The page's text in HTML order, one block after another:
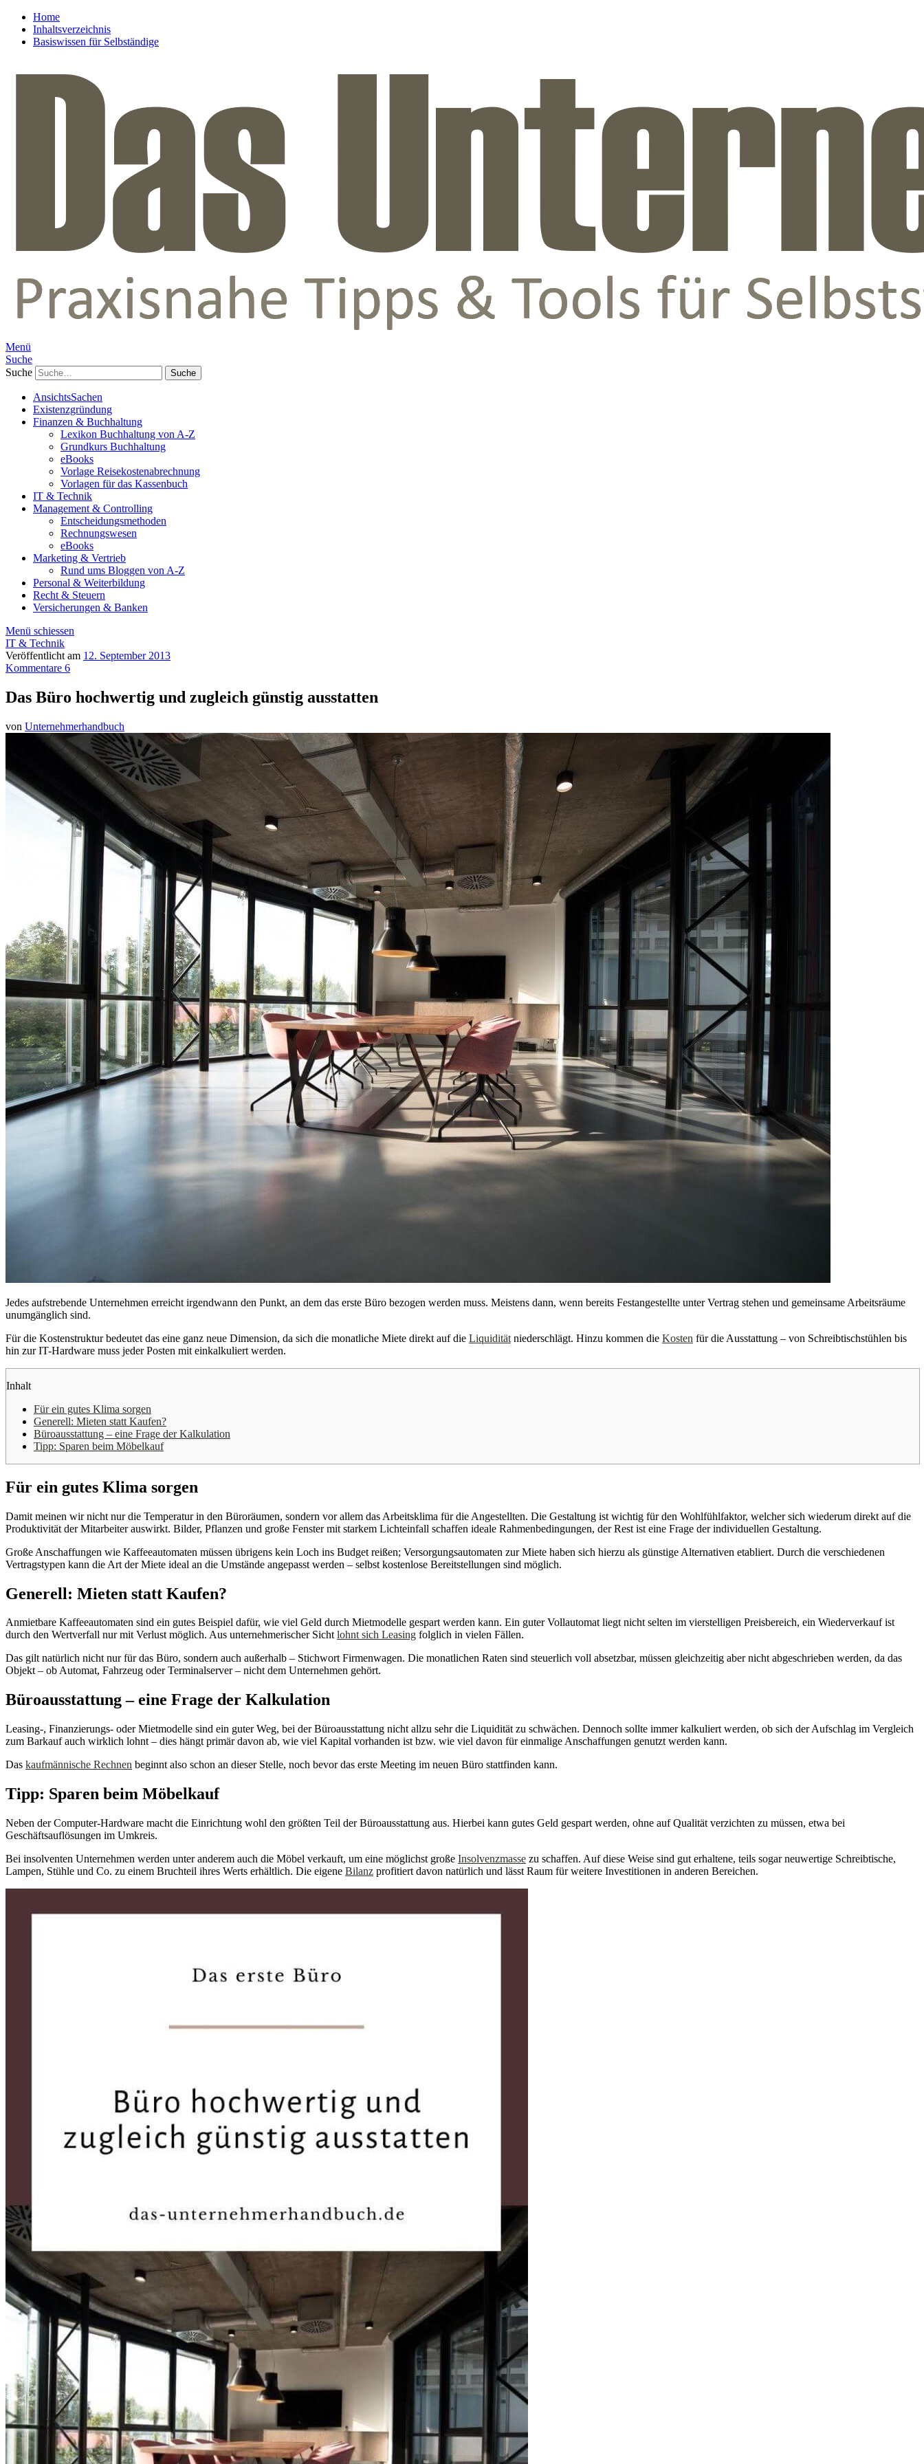
Home
Inhaltsverzeichnis
Basiswissen für Selbständige
Menü
Suche
Suche
AnsichtsSachen
Existenzgründung
Finanzen & Buchhaltung
Lexikon Buchhaltung von A-Z
Grundkurs Buchhaltung
eBooks
Vorlage Reisekostenabrechnung
Vorlagen für das Kassenbuch
IT & Technik
Management & Controlling
Entscheidungsmethoden
Rechnungswesen
eBooks
Marketing & Vertrieb
Rund ums Bloggen von A-Z
Personal & Weiterbildung
Recht & Steuern
Versicherungen & Banken
Menü schiessen
IT & Technik
Veröffentlicht am 12. September 2013
Kommentare 6
Das Büro hochwertig und zugleich günstig ausstatten
von Unternehmerhandbuch
Jedes aufstrebende Unternehmen erreicht irgendwann den Punkt, an dem das erste Büro bezogen werden muss. Meistens dann, wenn bereits Festangestellte unter Vertrag stehen und gemeinsame Arbeitsräume
unumgänglich sind.
Für die Kostenstruktur bedeutet das eine ganz neue Dimension, da sich die monatliche Miete direkt auf die Liquidität niederschlägt. Hinzu kommen die Kosten für die Ausstattung – von Schreibtischstühlen bis
hin zur IT-Hardware muss jeder Posten mit einkalkuliert werden.
Inhalt
Für ein gutes Klima sorgen
Generell: Mieten statt Kaufen?
Büroausstattung – eine Frage der Kalkulation
Tipp: Sparen beim Möbelkauf
Für ein gutes Klima sorgen
Damit meinen wir nicht nur die Temperatur in den Büroräumen, sondern vor allem das Arbeitsklima für die Angestellten. Die Gestaltung ist wichtig für den Wohlfühlfaktor, welcher sich wiederum direkt auf die
Produktivität der Mitarbeiter auswirkt. Bilder, Pflanzen und große Fenster mit starkem Lichteinfall schaffen ideale Rahmenbedingungen, der Rest ist eine Frage der individuellen Gestaltung.
Große Anschaffungen wie Kaffeeautomaten müssen übrigens kein Loch ins Budget reißen; Versorgungsautomaten zur Miete haben sich hierzu als günstige Alternativen etabliert. Durch die verschiedenen
Vertragstypen kann die Art der Miete ideal an die Umstände angepasst werden – selbst kostenlose Bereitstellungen sind möglich.
Generell: Mieten statt Kaufen?
Anmietbare Kaffeeautomaten sind ein gutes Beispiel dafür, wie viel Geld durch Mietmodelle gespart werden kann. Ein guter Vollautomat liegt nicht selten im vierstelligen Preisbereich, ein Wiederverkauf ist
durch den Wertverfall nur mit Verlust möglich. Aus unternehmerischer Sichtlohnt sich Leasing folglich in vielen Fällen.
Das gilt natürlich nicht nur für das Büro, sondern auch außerhalb – Stichwort Firmenwagen. Die monatlichen Raten sind steuerlich voll absetzbar, müssen gleichzeitig aber nicht abgeschrieben werden, da das
Objekt – ob Automat, Fahrzeug oder Terminalserver – nicht dem Unternehmen gehört.
Büroausstattung – eine Frage der Kalkulation
Leasing-, Finanzierungs- oder Mietmodelle sind ein guter Weg, bei der Büroausstattung nicht allzu sehr die Liquidität zu schwächen. Dennoch sollte immer kalkuliert werden, ob sich der Aufschlag im Vergleich
zum Barkauf auch wirklich lohnt – dies hängt primär davon ab, wie viel Kapital vorhanden ist bzw. wie viel davon für einmalige Anschaffungen genutzt werden kann.
Das kaufmännische Rechnen beginnt also schon an dieser Stelle, noch bevor das erste Meeting im neuen Büro stattfinden kann.
Tipp: Sparen beim Möbelkauf
Neben der Computer-Hardware macht die Einrichtung wohl den größten Teil der Büroausstattung aus. Hierbei kann gutes Geld gespart werden, ohne auf Qualität verzichten zu müssen, etwa bei
Geschäftsauflösungen im Umkreis.
Bei insolventen Unternehmen werden unter anderem auch die Möbel verkauft, um eine möglichst große Insolvenzmasse zu schaffen. Auf diese Weise sind gut erhaltene, teils sogar neuwertige Schreibtische,
Lampen, Stühle und Co. zu einem Bruchteil ihres Werts erhältlich. Die eigene Bilanz profitiert davon natürlich und lässt Raum für weitere Investitionen in anderen Bereichen.